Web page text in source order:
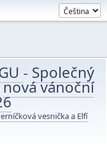
- Společný
nová vánoční
vesnička a Elfí